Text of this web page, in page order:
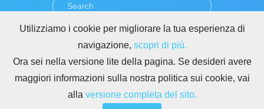
PRIVACY GDPR
ABUSO
REGOLE PER I SITI DI BITRIX24
Copyright © 2026 Bitrix24
Utilizziamo i cookie per migliorare la tua esperienza di
navigazione, scopri di più.
Ora sei nella versione lite della pagina. Se desideri avere
maggiori informazioni sulla nostra politica sui cookie, vai
alla versione completa del sito.